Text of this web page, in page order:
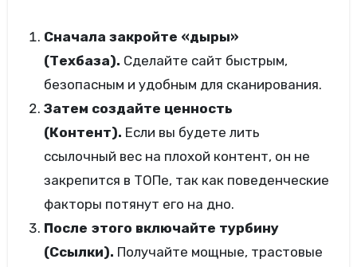
Сначала закройте «дыры»
(Техбаза). Сделайте сайт быстрым,
безопасным и удобным для сканирования.
Затем создайте ценность
(Контент). Если вы будете лить
ссылочный вес на плохой контент, он не
закрепится в ТОПе, так как поведенческие
факторы потянут его на дно.
После этого включайте турбину
(Ссылки). Получайте мощные, трастовые